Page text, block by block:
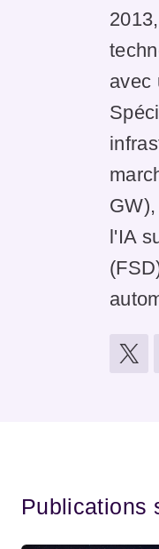
avec
l'IA
Publications